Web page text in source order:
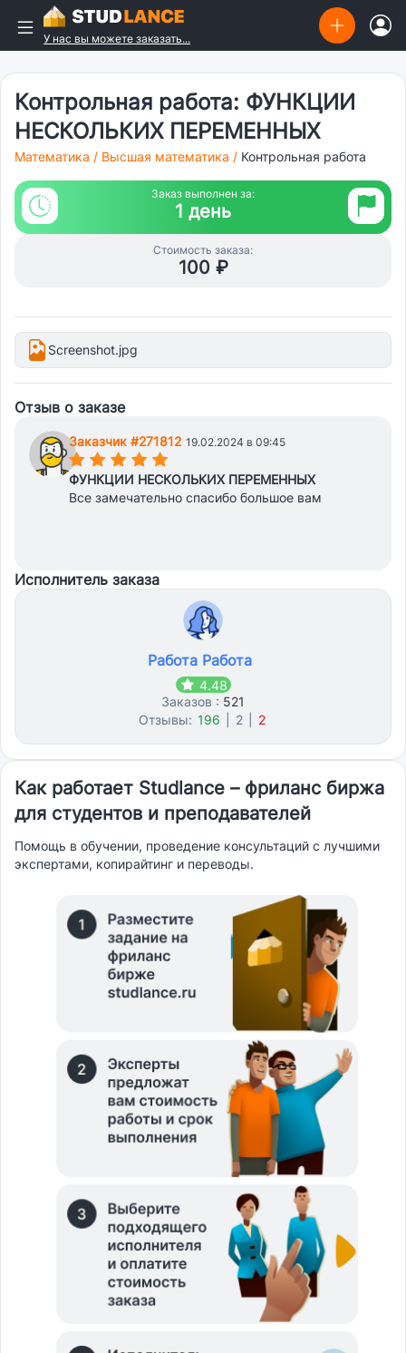
У нас вы можете заказать...
Контрольная работа: ФУНКЦИИ
НЕСКОЛЬКИХ ПЕРЕМЕННЫХ
Математика / Высшая математика / Контрольная работа
Заказ выполнен за:
1 день
Стоимость заказа:
100 ₽
Screenshot.jpg
Отзыв о заказе
Заказчик #271812 19.02.2024 в 09:45
(*)(*)(*)(*)(*)
ФУНКЦИИ НЕСКОЛЬКИХ ПЕРЕМЕННЫХ
Все замечательно спасибо большое вам
Исполнитель заказа
Работа Работа
4.48
Заказов : 521
Отзывы: 196 2 2
Как работает Studlance – фриланс биржа
для студентов и преподавателей
Помощь в обучении, проведение консультаций с лучшими
экспертами, копирайтинг и переводы.